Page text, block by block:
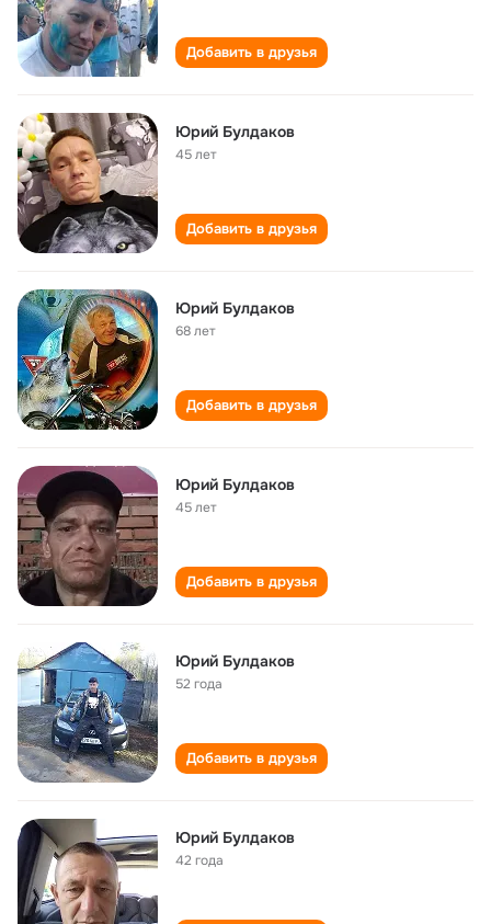
Добавить в друзья
Юрий Булдаков
45 лет
Добавить в друзья
Юрий Булдаков
68 лет
Добавить в друзья
Юрий Булдаков
45 лет
Добавить в друзья
Юрий Булдаков
52 года
Добавить в друзья
Юрий Булдаков
42 года